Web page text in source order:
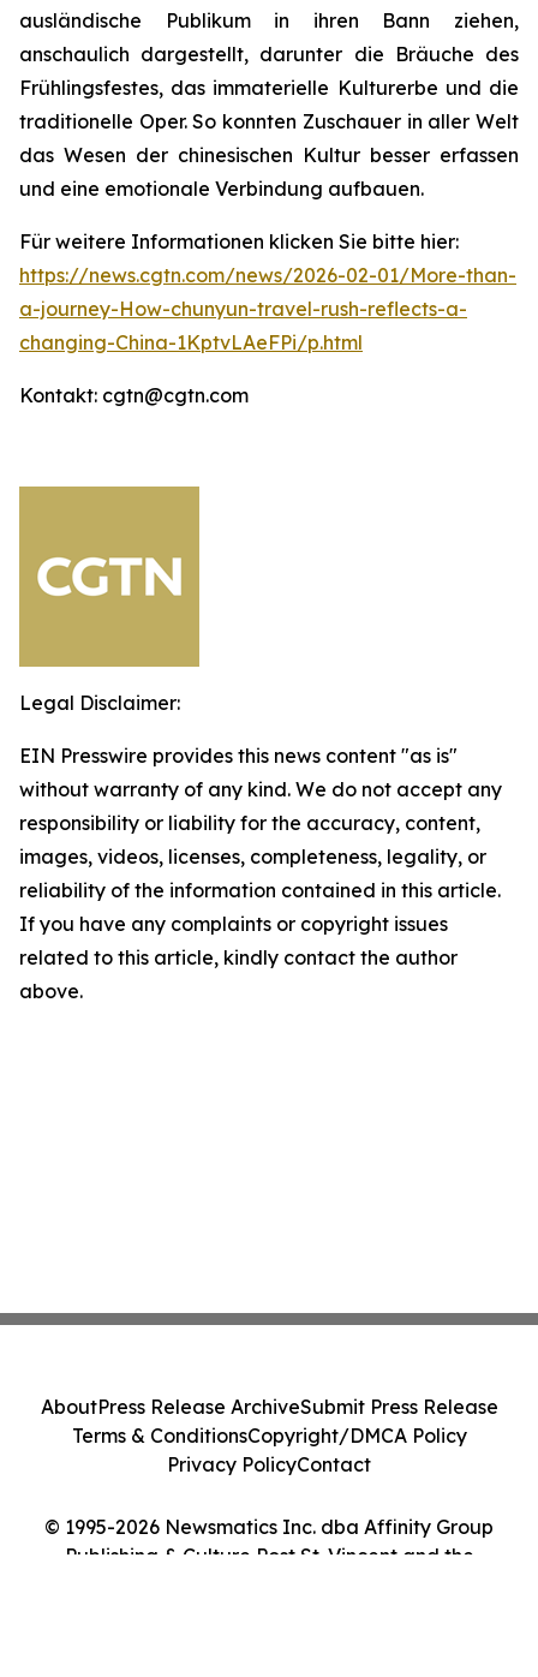
ausländische Publikum in ihren Bann ziehen,
anschaulich dargestellt, darunter die Bräuche des
Frühlingsfestes, das immaterielle Kulturerbe und die
traditionelle Oper. So konnten Zuschauer in aller Welt
das Wesen der chinesischen Kultur besser erfassen
und eine emotionale Verbindung aufbauen.
Für weitere Informationen klicken Sie bitte hier:
https://news.cgtn.com/news/2026-02-01/More-than-
a-journey-How-chunyun-travel-rush-reflects-a-
changing-China-1KptvLAeFPi/p.html
Kontakt: cgtn@cgtn.com
Legal Disclaimer:
EIN Presswire provides this news content "as is"
without warranty of any kind. We do not accept any
responsibility or liability for the accuracy, content,
images, videos, licenses, completeness, legality, or
reliability of the information contained in this article.
If you have any complaints or copyright issues
related to this article, kindly contact the author
above.
© 1995-2026 Newsmatics Inc. dba Affinity Group
Publishing & Culture Post St. Vincent and the
AboutPress Release ArchiveSubmit Press Release
Terms & ConditionsCopyright/DMCA Policy
Privacy PolicyContact